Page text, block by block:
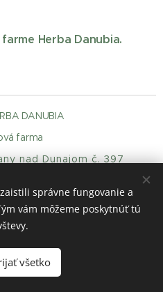
Herba Danubia.
DANUBIA
farma
nad Dunajom č. 397
správne fungovanie a
vám môžeme poskytnúť tú
všetko